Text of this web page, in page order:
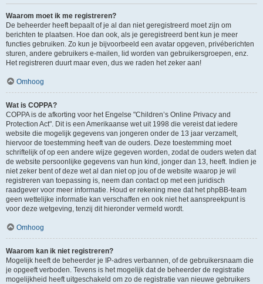
Waarom moet ik me registreren?
De beheerder heeft bepaalt of je al dan niet geregistreerd moet zijn om
berichten te plaatsen. Hoe dan ook, als je geregistreerd bent kun je meer
functies gebruiken. Zo kun je bijvoorbeeld een avatar opgeven, privéberichten
sturen, andere gebruikers e-mailen, lid worden van gebruikersgroepen, enz.
Het registreren duurt maar even, dus we raden het zeker aan!
Omhoog
Wat is COPPA?
COPPA is de afkorting voor het Engelse "Children’s Online Privacy and
Protection Act". Dit is een Amerikaanse wet uit 1998 die vereist dat iedere
website die mogelijk gegevens van jongeren onder de 13 jaar verzamelt,
hiervoor de toestemming heeft van de ouders. Deze toestemming moet
schriftelijk of op een andere wijze gegeven worden, zodat de ouders weten dat
de website persoonlijke gegevens van hun kind, jonger dan 13, heeft. Indien je
niet zeker bent of deze wet al dan niet op jou of de website waarop je wil
registreren van toepassing is, neem dan contact op met een juridisch
raadgever voor meer informatie. Houd er rekening mee dat het phpBB-team
geen wettelijke informatie kan verschaffen en ook niet het aanspreekpunt is
voor deze wetgeving, tenzij dit hieronder vermeld wordt.
Omhoog
Waarom kan ik niet registreren?
Mogelijk heeft de beheerder je IP-adres verbannen, of de gebruikersnaam die
je opgeeft verboden. Tevens is het mogelijk dat de beheerder de registratie
mogelijkheid heeft uitgeschakeld om zo de registratie van nieuwe gebruikers